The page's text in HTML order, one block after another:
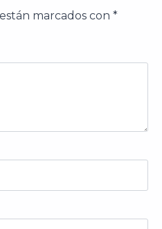
marcados con *